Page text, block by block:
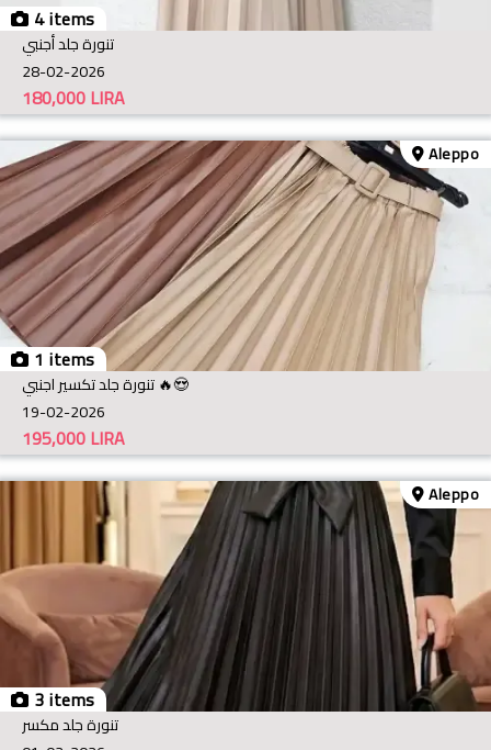
4 items
تنورة جلد أجنبي
28-02-2026
LIRA
180,000
1 items
Aleppo
تنورة جلد تكسير اجنبي 🔥😍
19-02-2026
LIRA
195,000
3 items
Aleppo
تنورة جلد مكسر